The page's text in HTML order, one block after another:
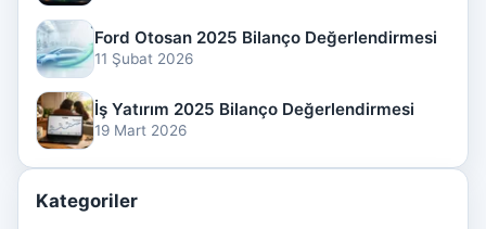
Ford Otosan 2025 Bilanço Değerlendirmesi
11 Şubat 2026
İş Yatırım 2025 Bilanço Değerlendirmesi
19 Mart 2026
Kategoriler